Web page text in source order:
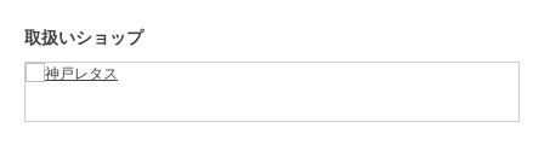
ツカラー クリームイエロー、ベー
取扱いショップ